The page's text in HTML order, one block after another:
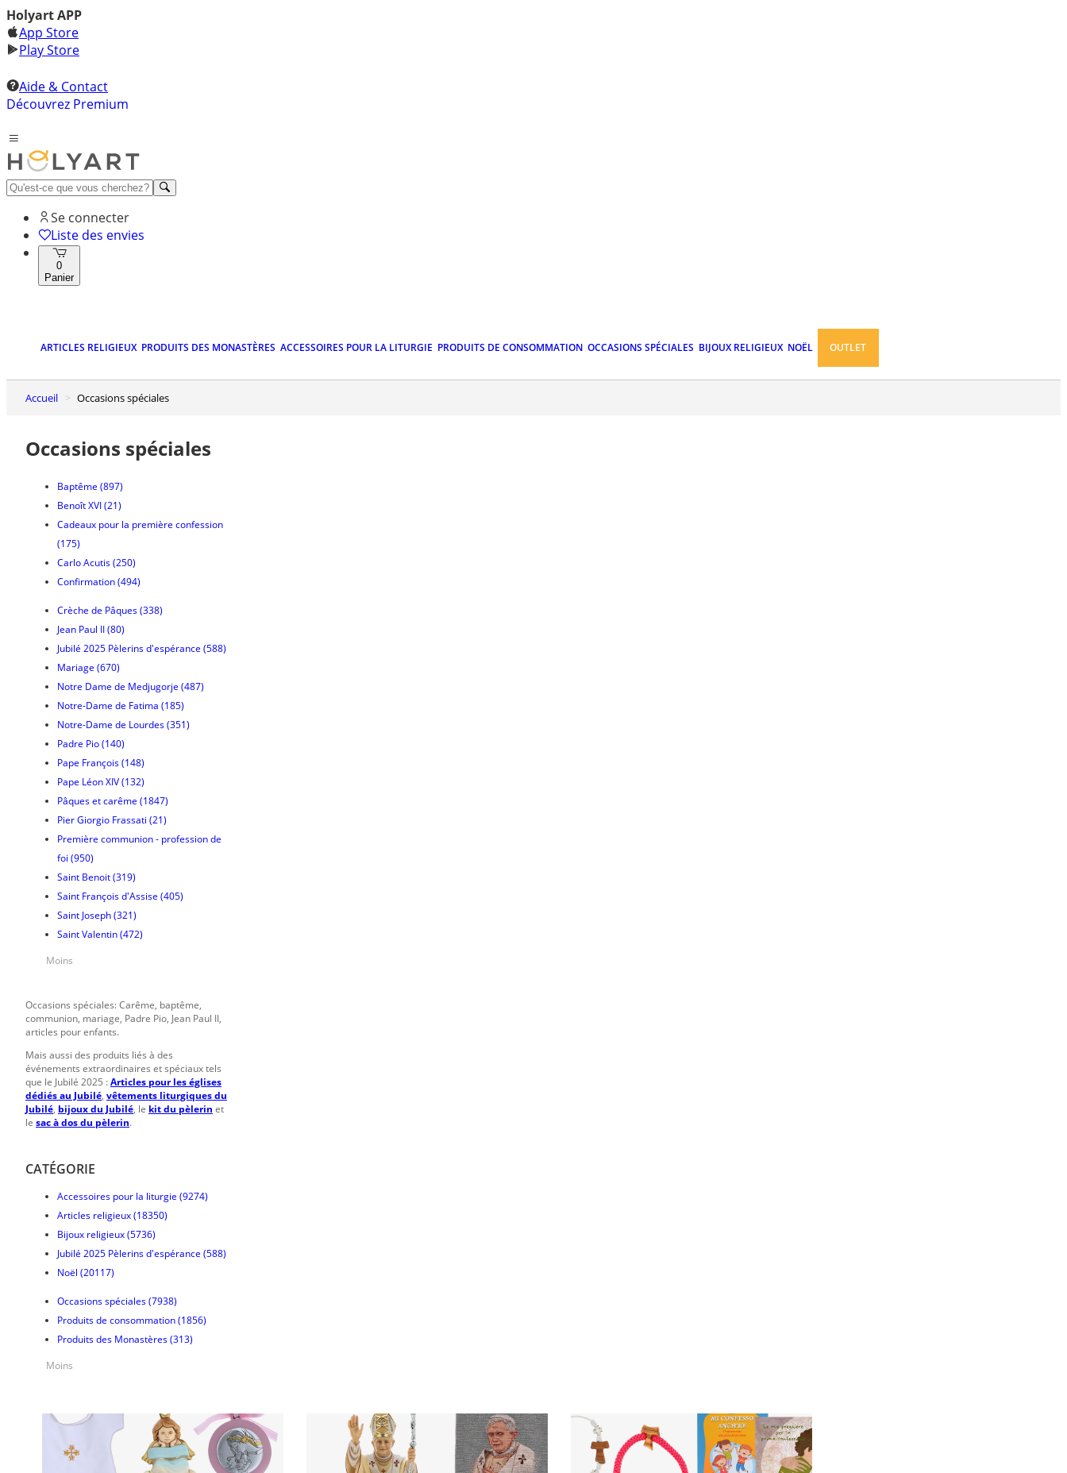
Holyart APP
App Store
Play Store
Aide & Contact
Découvrez Premium
Se connecter
Liste des envies
0
Panier
ARTICLES RELIGIEUX PRODUITS DES MONASTÈRES ACCESSOIRES POUR LA LITURGIE PRODUITS DE CONSOMMATION OCCASIONS SPÉCIALES BIJOUX RELIGIEUX NOËL OUTLET
Accueil Occasions spéciales
Occasions spéciales
Baptême (897)
Benoît XVI(21)
Cadeaux pour la première confession
(175)
Carlo Acutis(250)
Confirmation(494)
Crèche de Pâques(338)
Jean Paul II(80)
Jubilé 2025 Pèlerins d'espérance (588)
Mariage (670)
Notre Dame de Medjugorje (487)
Notre-Dame de Fatima (185)
Notre-Dame de Lourdes(351)
Padre Pio(140)
Pape François(148)
Pape Léon XIV(132)
Pâques et carême (1847)
Pier Giorgio Frassati (21)
Première communion - profession de
foi (950)
Saint Benoit(319)
Saint François d'Assise (405)
Saint Joseph(321)
Saint Valentin(472)
Moins
Occasions spéciales: Carême, baptême,
communion, mariage, Padre Pio, Jean Paul II,
articles pour enfants.
Mais aussi des produits liés à des
événements extraordinaires et spéciaux tels
que le Jubilé 2025 :Articles pour les églises
dédiés au Jubilé, vêtements liturgiques du
Jubilé, bijoux du Jubilé, le kit du pèlerin et
le sac à dos du pèlerin.
CATÉGORIE
Accessoires pour la liturgie (9274)
Articles religieux(18350)
Bijoux religieux(5736)
Jubilé 2025 Pèlerins d'espérance (588)
Noël (20117)
Occasions spéciales(7938)
Produits de consommation(1856)
Produits des Monastères(313)
Moins